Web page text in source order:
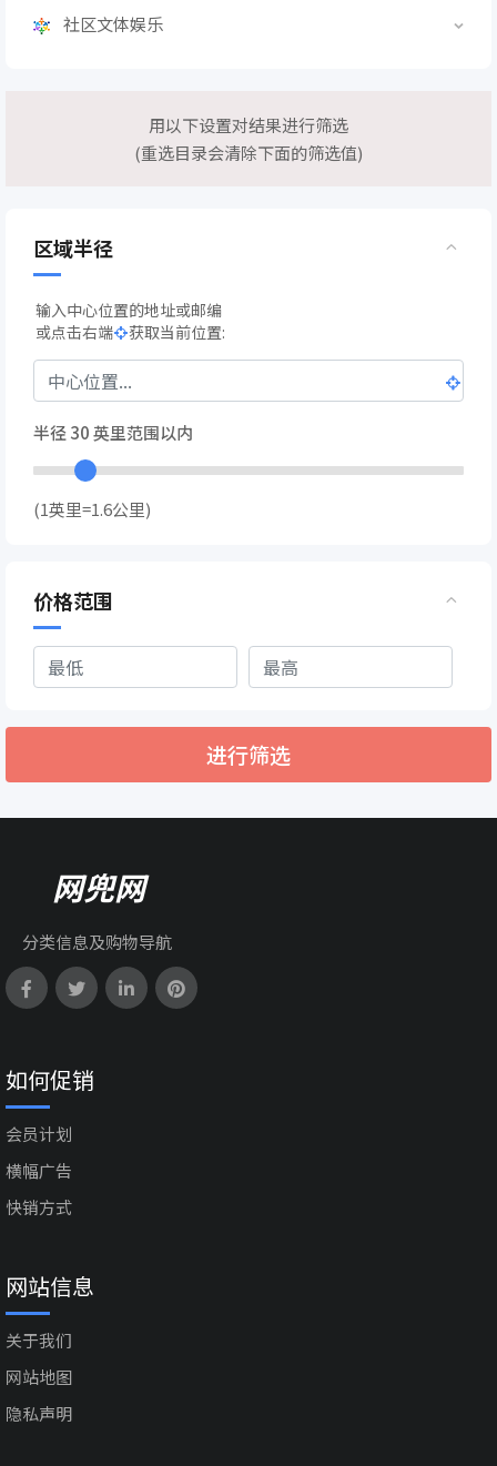
社区文体娱乐
用以下设置对结果进行筛选
(重选目录会清除下面的筛选值)
区域半径
输入中心位置的地址或邮编
或点击右端
获取当前位置:
半径30英里范围以内
(1英里=1.6公里)
价格范围
进行筛选
网兜网
分类信息及购物导航
如何促销
会员计划
横幅广告
快销方式
网站信息
关于我们
网站地图
隐私声明